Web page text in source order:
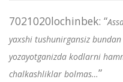
7021020lochinbek: “
yaxshi tushunirgansiz
yozayotganizda kodlarni
chalkashliklar bolmas…”